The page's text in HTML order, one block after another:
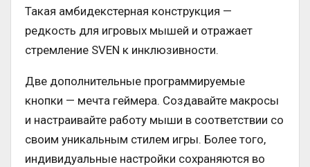
Такая амбидекстерная конструкция —
редкость для игровых мышей и отражает
стремление SVEN к инклюзивности.
Две дополнительные программируемые
кнопки — мечта геймера. Создавайте макросы
и настраивайте работу мыши в соответствии со
своим уникальным стилем игры. Более того,
индивидуальные настройки сохраняются во